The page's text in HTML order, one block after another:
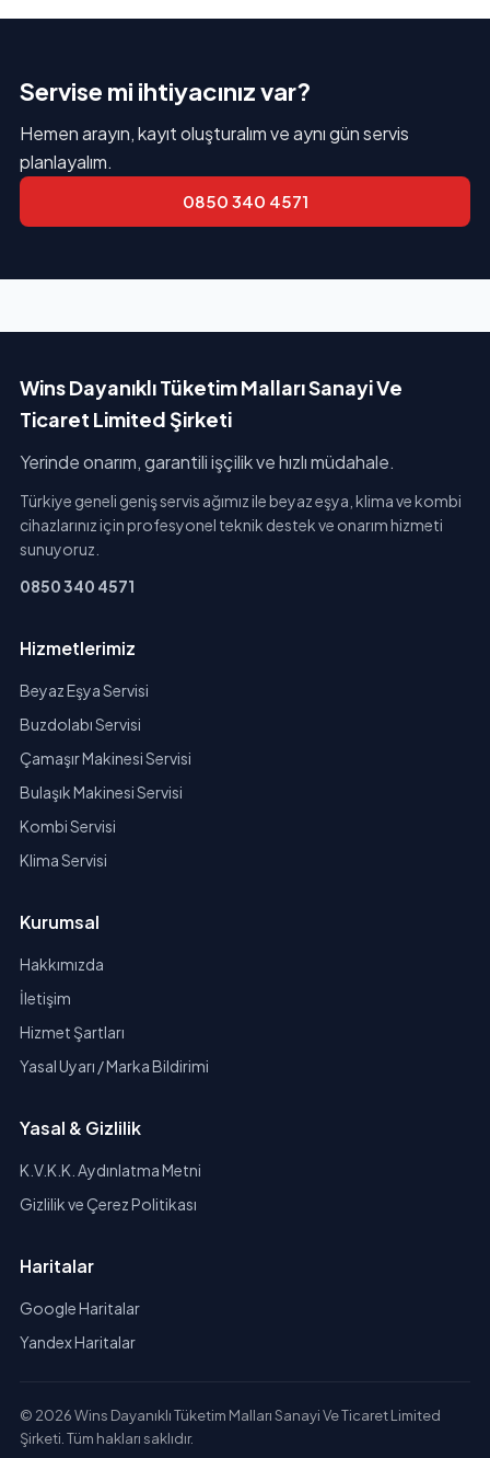
Servise mi ihtiyacınız var?
Hemen arayın, kayıt oluşturalım ve aynı gün servis
planlayalım.
0850 340 4571
Wins Dayanıklı Tüketim Malları Sanayi Ve
Ticaret Limited Şirketi
Yerinde onarım, garantili işçilik ve hızlı müdahale.
Türkiye geneli geniş servis ağımız ile beyaz eşya, klima ve kombi
cihazlarınız için profesyonel teknik destek ve onarım hizmeti
sunuyoruz.
0850 340 4571
Hizmetlerimiz
Beyaz Eşya Servisi
Buzdolabı Servisi
Çamaşır Makinesi Servisi
Bulaşık Makinesi Servisi
Kombi Servisi
Klima Servisi
Kurumsal
Hakkımızda
İletişim
Hizmet Şartları
Yasal Uyarı / Marka Bildirimi
Yasal & Gizlilik
K.V.K.K. Aydınlatma Metni
Gizlilik ve Çerez Politikası
Haritalar
Google Haritalar
Yandex Haritalar
© 2026 Wins Dayanıklı Tüketim Malları Sanayi Ve Ticaret Limited
Şirketi. Tüm hakları saklıdır.